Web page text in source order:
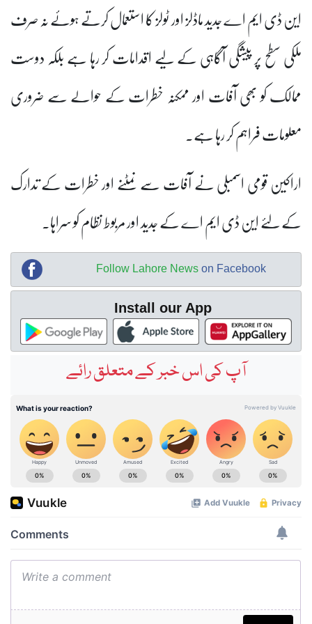
این ڈی ایم اے جدید ماڈلز اور ٹولز کا استعمال کرتے ہوئے نہ صرف
ملکی سطح پر پیشگی آگاہی کے لیے اقدامات کر رہا ہے بلکہ دوست
ممالک کو بھی آفات اور ممکنہ خطرات کے حوالے سے ضروری
معلومات فراہم کر رہا ہے۔
اراکین قومی اسمبلی نے آفات سے نمٹنے اور خطرات کے تدارک
کے لئے این ڈی ایم اے کے جدید اور مربوط نظام کو سراہا۔
Follow Lahore News on Facebook
Install our App
آپ کی اس خبر کے متعلق رائے